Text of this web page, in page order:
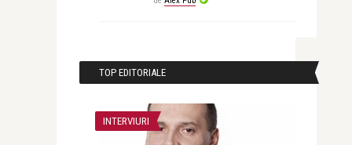
TOP EDITORIALE
INTERVIURI